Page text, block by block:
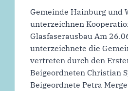
Gemeinde Hainburg und
unterzeichnen
Glasfaserausbau Am
unterzeichnete die
vertreten durch den
Beigeordneten Christian
Beigeordnete Petra